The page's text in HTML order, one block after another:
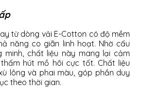
từ dòng vải E-Cotton có độ mềm
năng co giãn linh hoạt. Nhờ cấu
chất liệu này mang lại cảm
hút mồ hôi cực tốt. Chất liệu
lông và phai màu, góp phần duy
theo thời gian.